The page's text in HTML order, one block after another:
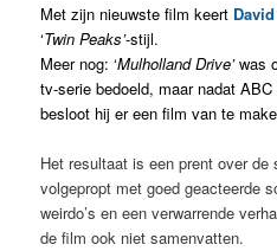
Met zijn nieuwste film keert
‘Twin Peaks’-stijl.
Meer nog: ‘Mulholland Drive’was
tv-serie bedoeld, maar nadat
besloot hij er een film van te
Het resultaat is een prent over de
volgepropt met goed geacteerde
weirdo’s en een verwarrende
de film ook niet samenvatten.